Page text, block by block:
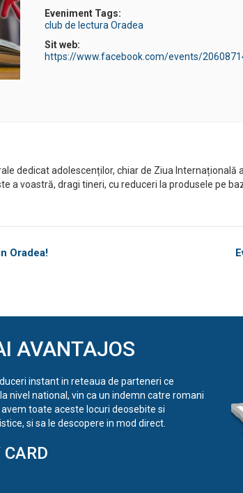
Eveniment Tags:
club de lectura Oradea
Sit web:
https://www.facebook.com/events/
dedicat adolescenților, chiar de Ziua Internațională
a voastră, dragi tineri, cu reduceri la produsele pe
Oradea!
AVANTAJOS
instant in reteaua de parteneri ce
nivel national, vin ca un indemn catre romani
toate aceste locuri deosebite si
si sa le descopere in mod direct.